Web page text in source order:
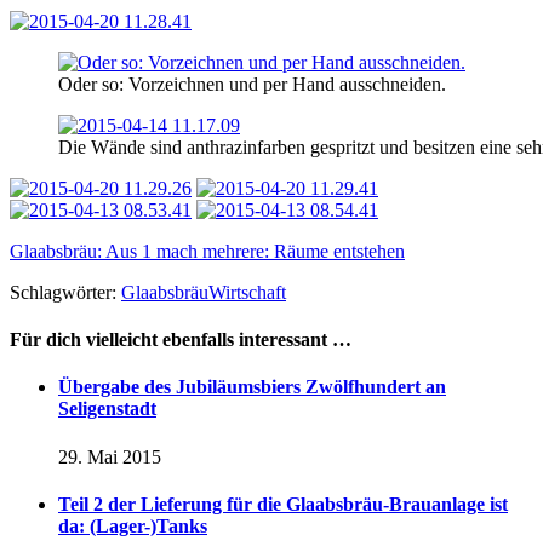
Oder so: Vorzeichnen und per Hand ausschneiden.
Die Wände sind anthrazinfarben gespritzt und besitzen eine
Glaabsbräu: Aus 1 mach mehrere: Räume entstehen
Schlagwörter: GlaabsbräuWirtschaft
Für dich vielleicht ebenfalls interessant …
Übergabe des Jubiläumsbiers Zwölfhundert an
Seligenstadt
29. Mai 2015
Teil 2 der Lieferung für die Glaabsbräu-Brauanlage ist
da: (Lager-)Tanks